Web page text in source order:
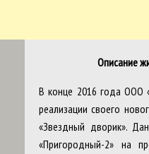
Описание
В конце 2016 года ООО
реализации своего
«Звездный дворик».
«Пригородный-2» на